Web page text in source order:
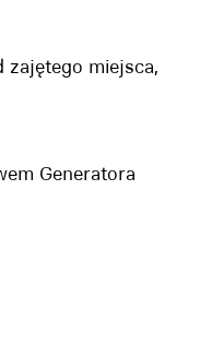
zajętego miejsca,
Generatora